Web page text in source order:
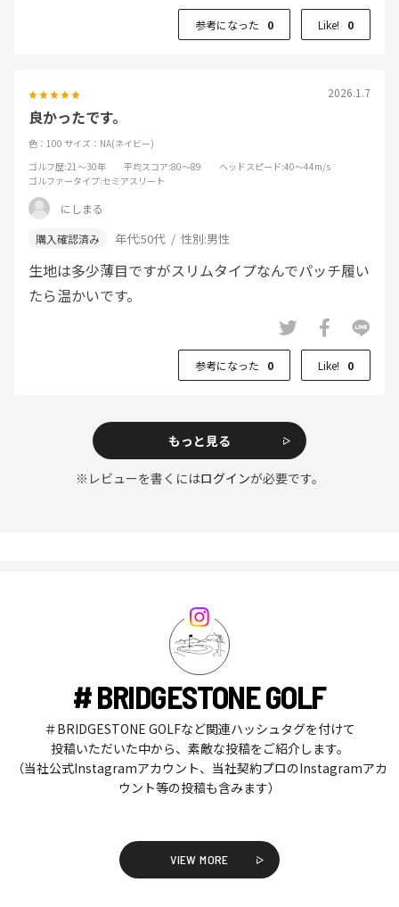
参考になった 0 Like! 0
2026.1.7
良かったです。
色：100 サイズ：NA(ネイビー)
ゴルフ歴:21～30年 平均スコア:80～89 ヘッドスピード:40～44m/s
ゴルファータイプ:セミアスリート
にしまる
年代:50代 性別:男性
生地は多少薄目ですがスリムタイプなんでパッチ履い
たら温かいです。
参考になった 0 Like! 0
もっと見る
※レビューを書くにはログインが必要です。
# BRIDGESTONE GOLF
＃BRIDGESTONE GOLFなど関連ハッシュタグを付けて
投稿いただいた中から、素敵な投稿をご紹介します。
（当社公式Instagramアカウント、当社契約プロのInstagramアカ
ウント等の投稿も含みます）
VIEW MORE